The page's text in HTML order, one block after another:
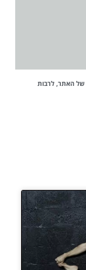
של האתר, לרבות